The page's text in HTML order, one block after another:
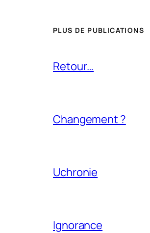
PLUS DE PUBLICATIONS
Retour…
Changement ?
Uchronie
Ignorance